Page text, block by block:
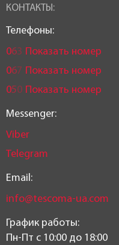
КОНТАКТЫ:
Телефоны:
063 Показать номер
067 Показать номер
050 Показать номер
Messenger:
Viber
Telegram
Email:
info@tescoma-ua.com
График работы:
Пн-Пт c 10:00 до 18:00